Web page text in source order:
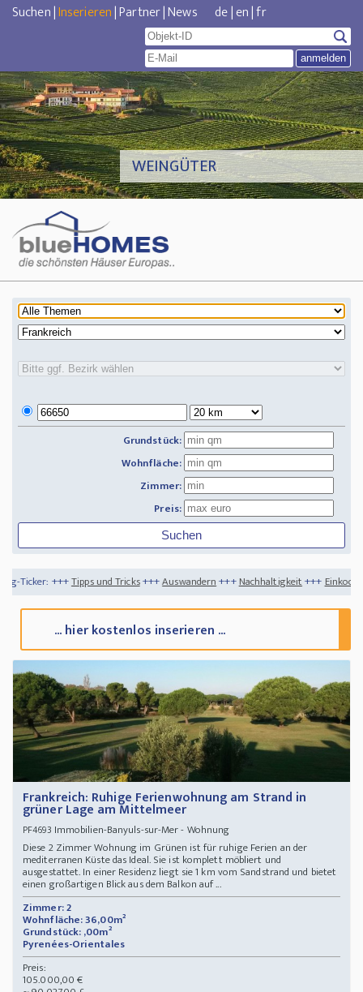
Suchen|Inserieren|Partner|News de|en|fr
WEINGÜTER
Grundstück:
Wohnfläche:
Zimmer:
Preis:
und Tricks +++Auswandern+++Nachhaltigkeit+++Einkochen aus dem Garten
... hier kostenlos inserieren ...
Frankreich: Ruhige Ferienwohnung am Strand in
grüner Lage am Mittelmeer
PF4693 Immobilien-Banyuls-sur-Mer - Wohnung
Diese 2 Zimmer Wohnung im Grünen ist für ruhige Ferien an der
mediterranen Küste das Ideal. Sie ist komplett möbliert und
ausgestattet. In einer Residenz liegt sie 1 km vom Sandstrand und bietet
einen großartigen Blick aus dem Balkon auf ...
Zimmer: 2
Wohnfläche: 36,00m²
Grundstück: ,00m²
Pyrenées-Orientales
Preis:
105.000,00 €